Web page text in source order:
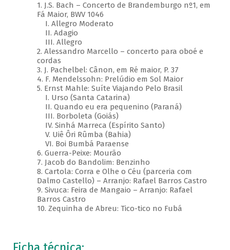
1. J.S. Bach – Concerto de Brandemburgo nº1, em
Fá Maior, BWV 1046
I. Allegro Moderato
II. Adagio
III. Allegro
2. Alessandro Marcello – concerto para oboé e
cordas
3. J. Pachelbel: Cânon, em Ré maior, P. 37
4. F. Mendelssohn: Prelúdio em Sol Maior
5. Ernst Mahle: Suíte Viajando Pelo Brasil
I. Urso (Santa Catarina)
II. Quando eu era pequenino (Paraná)
III. Borboleta (Goiás)
IV. Sinhá Marreca (Espírito Santo)
V. Uiê Ôri Rûmba (Bahia)
VI. Boi Bumbá Paraense
6. Guerra-Peixe: Mourão
7. Jacob do Bandolim: Benzinho
8. Cartola: Corra e Olhe o Céu (parceria com
Dalmo Castello) – Arranjo: Rafael Barros Castro
9. Sivuca: Feira de Mangaio – Arranjo: Rafael
Barros Castro
10. Zequinha de Abreu: Tico-tico no Fubá